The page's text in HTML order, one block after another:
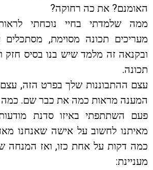
האומנם? את כה רחוקה?
ממה שלמדתי בחיי נוכחתי
מעריכים תכונה מסוימת,
ובקנאה זה מלמד שיש בנו בסיס חזק
תכונה.
עצם ההתבוננות שלך בפרט הזה,
המענה מראות כמה את כבר שם. כמה
פעם השתתפתי באיזו סדנת
מאיתנו לחשוב על אישה שאנחנו
כמה דקות על אחת כזו, ואז המנחה
מעניינת: